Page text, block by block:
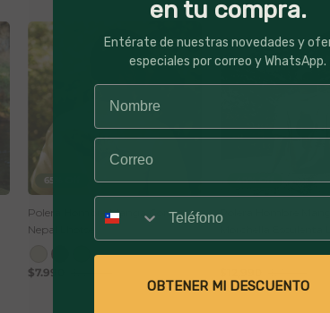
65% Off
Polera Hombre Manga Corta
Nepal Lhotse
$7.990
40% Off
Polera Hombre
en tu compra.
Entérate de nuestras novedades y
especiales por correo y WhatsApp.
Número
OBTENER MI DESCUENTO